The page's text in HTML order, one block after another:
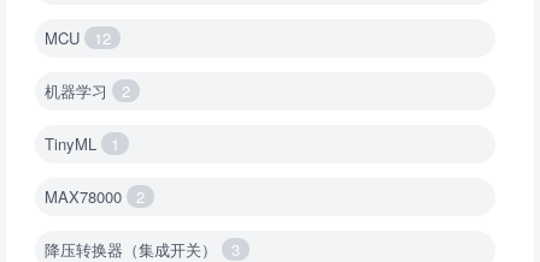
MCU 12
机器学习 2
TinyML 1
MAX78000 2
降压转换器（集成开关） 3